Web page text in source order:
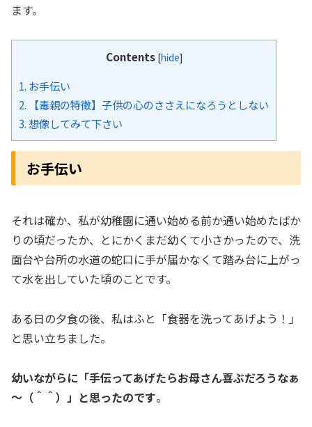
ます。
Contents [hide]
1. お手伝い
2. 【毒親の特徴】子供の心のささえになろうとしない
3. 想像してみて下さい
お手伝い
それは確か、私が幼稚園に通い始める前か通い始めたばか
りの頃だったか、とにかくまだ幼くて小さかったので、洗
面台や台所の水道の蛇口に手が届かなくて踏み台に上がっ
て水を出していた頃のことです。
ある日の夕食の後、私はふと「食器を洗ってあげよう！」
と思い立ちました。
幼いながらに「手伝ってあげたらお母さん喜ぶだろうなぁ
～（＾＾）」と思ったのです。